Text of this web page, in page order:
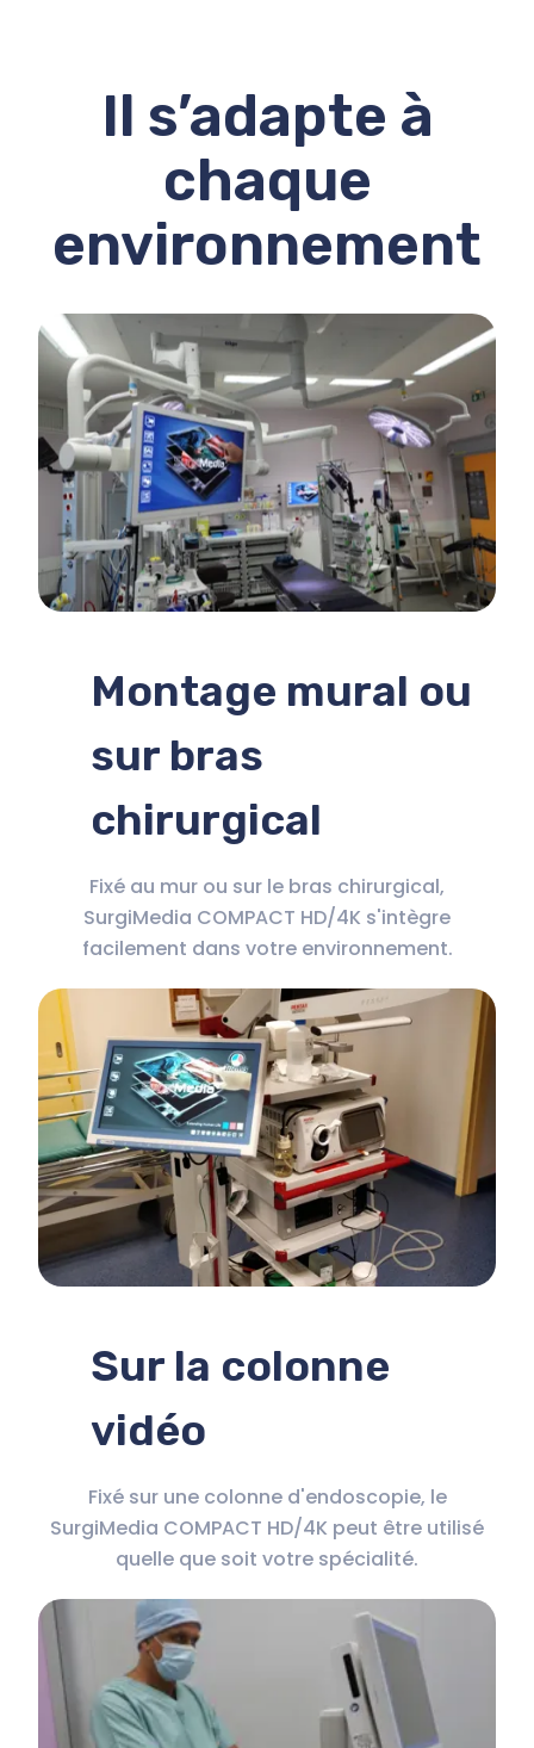
Il s’adapte à
chaque
environnement
Montage mural ou
sur bras
chirurgical
Fixé au mur ou sur le bras chirurgical,
SurgiMedia COMPACT HD/4K s'intègre
facilement dans votre environnement.
Sur la colonne
vidéo
Fixé sur une colonne d'endoscopie, le
SurgiMedia COMPACT HD/4K peut être utilisé
quelle que soit votre spécialité.